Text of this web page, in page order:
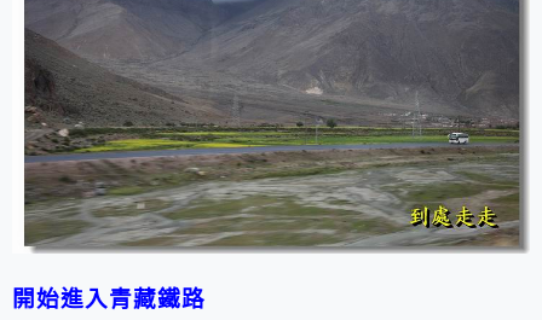
開始進入青藏鐵路